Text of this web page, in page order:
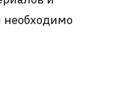
необходимо